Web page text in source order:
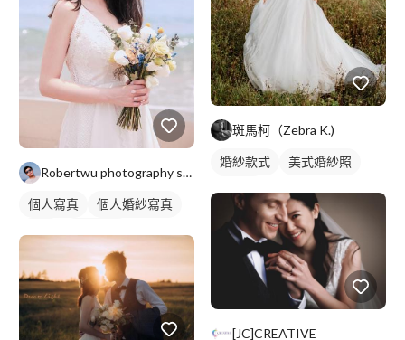
Robertwu photography studio
個人寫真
個人婚紗寫真
斑馬柯（Zebra K.)
婚紗款式
美式婚紗照
[JC]CREATIVE